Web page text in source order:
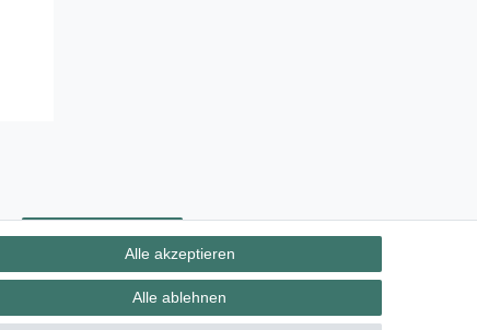
Vertrag widerrufen Kontakt
Alle akzeptieren
Alle ablehnen